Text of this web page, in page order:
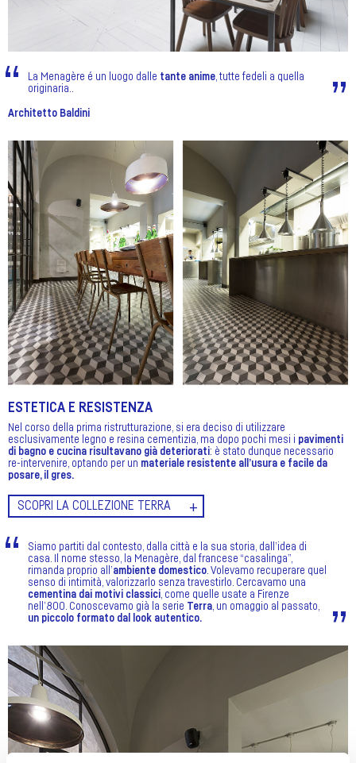
La Menagère é un luogo dalle tante anime , tutte fedeli a quella
originaria..
Architetto Baldini
ESTETICA E RESISTENZA
Nel corso della prima ristrutturazione, si era deciso di utilizzare
esclusivamente legno e resina cementizia, ma dopo pochi mesi i pavimenti
di bagno e cucina risultavano già deteriorati: è stato dunque necessario
re-intervenire, optando per un materiale resistente all’usura e facile da
posare, il gres.
SCOPRI LA COLLEZIONE TERRA
Siamo partiti dal contesto, dalla città e la sua storia, dall’idea di
casa. Il nome stesso, la Menagère, dal francese “casalinga”,
rimanda proprio all’ambiente domestico. Volevamo recuperare quel
senso di intimità, valorizzarlo senza travestirlo. Cercavamo una
cementina dai motivi classici, come quelle usate a Firenze
nell’800. Conoscevamo già la serie Terra, un omaggio al passato,
un piccolo formato dal look autentico.